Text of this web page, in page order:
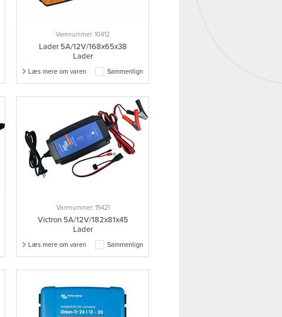
Varenummer: 10412
Lader 5A/12V/168x65x38
Lader
Sammenlign
Læs mere om varen
Varenummer: 15421
Victron 5A/12V/182x81x45
Lader
Sammenlign
Læs mere om varen